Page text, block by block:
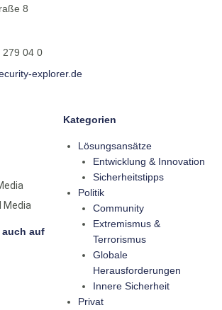
8
279 04 0
explorer.de
Media
auch auf
Kategorien
Lösungsansätze
Entwicklung & Innovation
Sicherheitstipps
Politik
Community
Extremismus &
Terrorismus
Globale
Herausforderungen
Innere Sicherheit
Privat